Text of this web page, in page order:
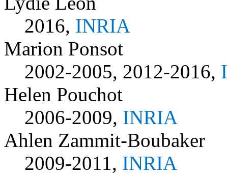
2016, INRIA
Marion Ponsot
2002-2005, 2012-2016,
Helen Pouchot
2006-2009, INRIA
Ahlen Zammit-Boubaker
2009-2011, INRIA